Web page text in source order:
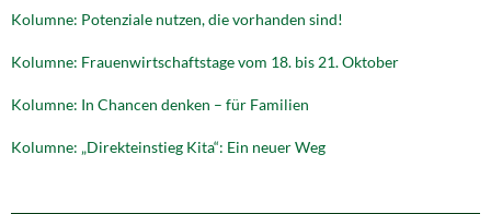
Kolumne: Potenziale nutzen, die vorhanden sind!
Kolumne: Frauenwirtschaftstage vom 18. bis 21. Oktober
Kolumne: In Chancen denken – für Familien
Kolumne: „Direkteinstieg Kita“: Ein neuer Weg